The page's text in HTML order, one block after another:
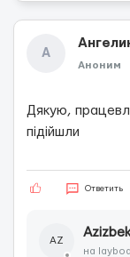
А
Аноним
Дякую,
підійшли
Ответить
AZ
на